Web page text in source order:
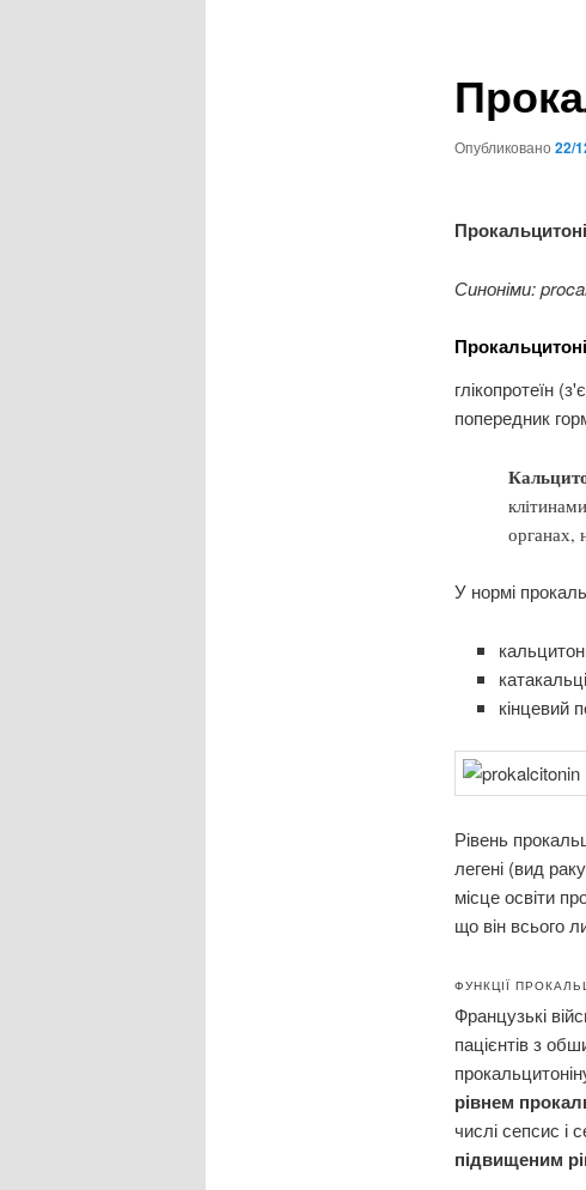
Опубликовано 22/
Синоніми:
глікопротеїн
попередник
органах,
У нормі
кінцевий
Рівень
легені (вид
місце освіти
що він всього
ФУНКЦІЇ
Французькі
пацієнтів з
рівнем
числі сепсис і
підвищеним